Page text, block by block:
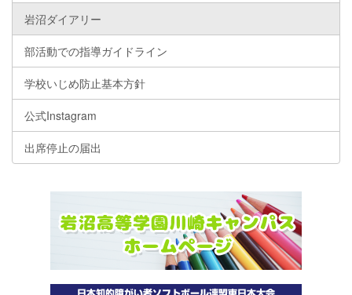
岩沼ダイアリー
部活動での指導ガイドライン
学校いじめ防止基本方針
公式Instagram
出席停止の届出